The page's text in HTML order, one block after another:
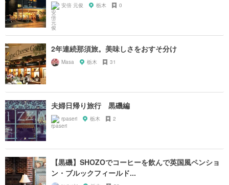
安倍 元俊 栃木 0
2年連続那須旅。美味しさをおすそ分け
Masa 栃木 31
夫婦日帰り旅行 黒磯編
rpaseri 栃木 2
【黒磯】SHOZOでコーヒーを飲んで英国風ペンショ
ン・ブルックフィールド...